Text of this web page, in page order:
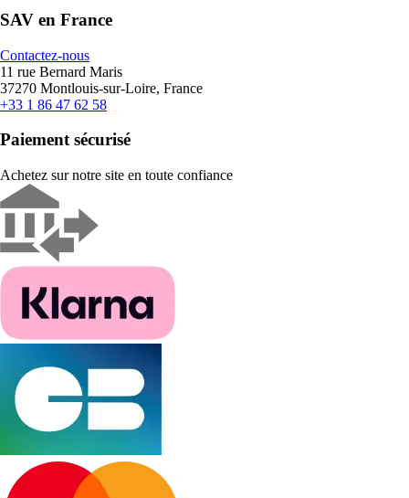
SAV en France
Contactez-nous
11 rue Bernard Maris
37270 Montlouis-sur-Loire, France
+33 1 86 47 62 58
Paiement sécurisé
Achetez sur notre site en toute confiance